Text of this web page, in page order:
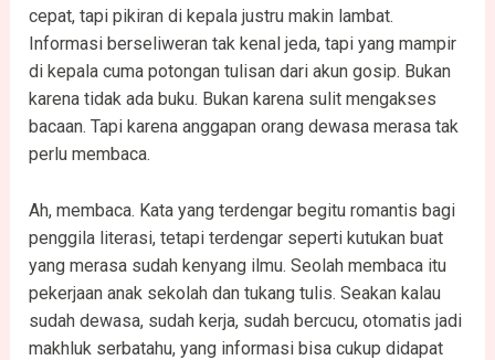
cepat, tapi pikiran di kepala justru makin lambat.
Informasi berseliweran tak kenal jeda, tapi yang mampir
di kepala cuma potongan tulisan dari akun gosip. Bukan
karena tidak ada buku. Bukan karena sulit mengakses
bacaan. Tapi karena anggapan orang dewasa merasa tak
perlu membaca.
Ah, membaca. Kata yang terdengar begitu romantis bagi
penggila literasi, tetapi terdengar seperti kutukan buat
yang merasa sudah kenyang ilmu. Seolah membaca itu
pekerjaan anak sekolah dan tukang tulis. Seakan kalau
sudah dewasa, sudah kerja, sudah bercucu, otomatis jadi
makhluk serbatahu, yang informasi bisa cukup didapat